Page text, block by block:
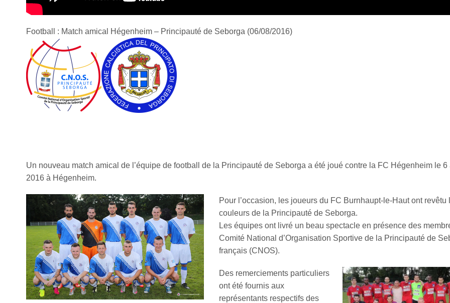
Football : Match amical Hégenheim – Principauté de Seborga (06/08/2016)
Un nouveau match amical de l’équipe de football de la Principauté de Seborga a été joué contre la FC Hégenheim le 6
2016 à Hégenheim.
Pour l’occasion, les joueurs du FC Burnhaupt-le-Haut ont revêtu
couleurs de la Principauté de Seborga.
Les équipes ont livré un beau spectacle en présence des
Comité National d’Organisation Sportive de la Principauté de
français (CNOS).
Des remerciements particuliers
ont été fournis aux
représentants respectifs des